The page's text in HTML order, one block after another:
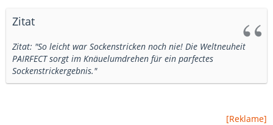
Zitat
Zitat: "So leicht war Sockenstricken noch nie! Die Weltneuheit
PAIRFECT sorgt im Knäuelumdrehen für ein parfectes
Sockenstrickergebnis."
[Reklame]